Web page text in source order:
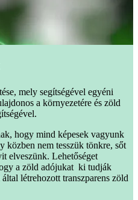
mely segítségével egyéni
a környezetére és zöld
hogy mind képesek vagyunk
közben nem tesszük tönkre, sőt
elveszünk. Lehetőséget
a zöld adójukat ki tudják
létrehozott transzparens zöld